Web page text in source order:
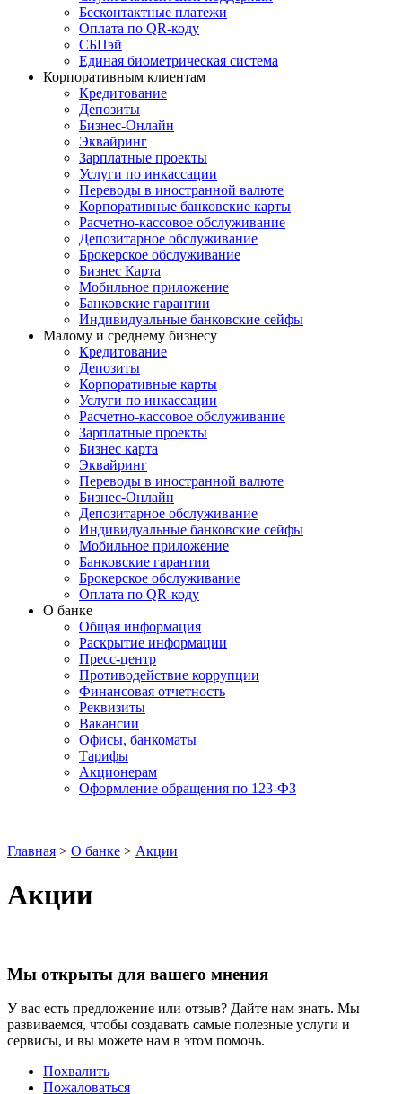
Бесконтактные платежи
Оплата по QR-коду
СБПэй
Единая биометрическая система
Корпоративным клиентам
Кредитование
Депозиты
Бизнес-Онлайн
Эквайринг
Зарплатные проекты
Услуги по инкассации
Переводы в иностранной валюте
Корпоративные банковские карты
Расчетно-кассовое обслуживание
Депозитарное обслуживание
Брокерское обслуживание
Бизнес Карта
Мобильное приложение
Банковские гарантии
Индивидуальные банковские сейфы
Малому и среднему бизнесу
Кредитование
Депозиты
Корпоративные карты
Услуги по инкассации
Расчетно-кассовое обслуживание
Зарплатные проекты
Бизнес карта
Эквайринг
Переводы в иностранной валюте
Бизнес-Онлайн
Депозитарное обслуживание
Индивидуальные банковские сейфы
Мобильное приложение
Банковские гарантии
Брокерское обслуживание
Оплата по QR-коду
О банке
Общая информация
Раскрытие информации
Пресс-центр
Противодействие коррупции
Финансовая отчетность
Реквизиты
Вакансии
Офисы, банкоматы
Тарифы
Акционерам
Оформление обращения по 123-ФЗ
Главная > О банке > Акции
Акции
Мы открыты для вашего мнения
У вас есть предложение или отзыв? Дайте нам знать. Мы
развиваемся, чтобы создавать самые полезные услуги и
сервисы, и вы можете нам в этом помочь.
Похвалить
Пожаловаться